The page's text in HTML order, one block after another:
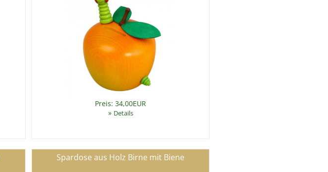
Preis: 34,00EUR
» Details
Spardose aus Holz Birne mit Biene